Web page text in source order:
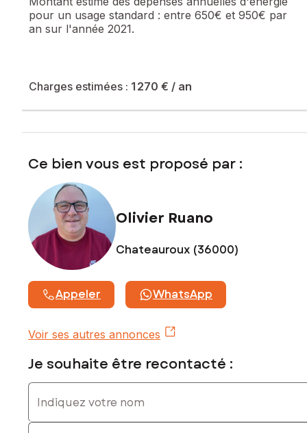
Prix de vente : 369 900 €
0614474482, E-mail : olivier.ruano@safti.fr - EI - Agent
commercial immatriculé au RSAC de CHATEAUROUX sous le
numéro 478286206
pour un usage standard : entre 650€ et 950€ par
an sur l'année 2021.
Charges estimées : 1 270 € / an
Ce bien vous est proposé par :
Olivier Ruano
Chateauroux (36000)
Appeler WhatsApp
Voir ses autres annonces
Je souhaite être recontacté :
Indiquez votre nom
Indiquez votre prénom